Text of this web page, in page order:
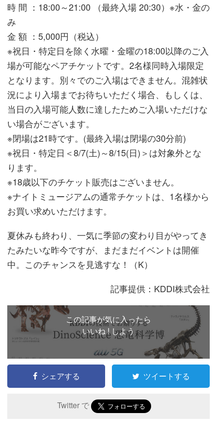
時 間 ：18:00～21:00 （最終入場 20:30）※水・金の
み
金 額 ：5,000円（税込）
※祝日・特定日を除く水曜・金曜の18:00以降のご入
場が可能なペアチケットです。2名様同時入場限定
となります。別々でのご入場はできません。混雑状
況により入場までお待ちいただく場合、もしくは、
当日の入場可能人数に達したためご入場いただけな
い場合がございます。
※閉場は21時です。(最終入場は閉場の30分前)
※祝日・特定日＜8/7(土)～8/15(日)＞は対象外とな
ります。
※18歳以下のチケット販売はございません。
※ナイトミュージアムの通常チケットは、1名様から
お買い求めいただけます。
夏休みも終わり、一気に季節の変わり目がやってき
たみたいな昨今ですが、まだまだイベントは開催
中。このチャンスを見逃すな！（K）
記事提供：KDDI株式会社
この記事が気に入ったら
いいね ! しよう
シェアする ツイートする
Twitter で